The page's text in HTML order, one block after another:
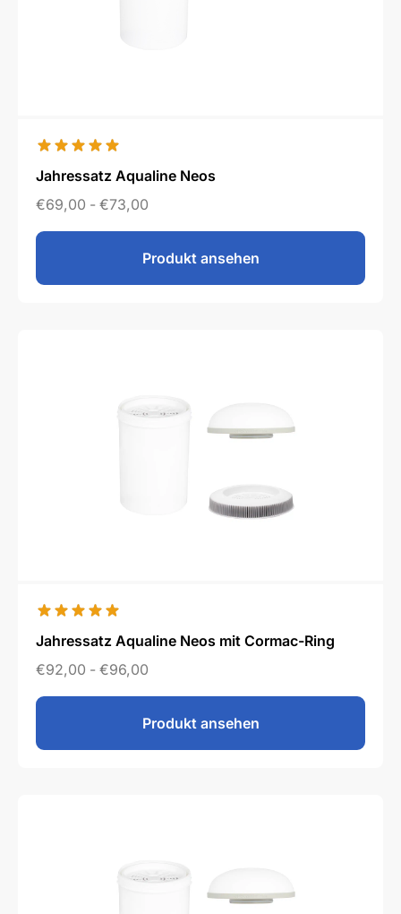
Jahressatz Aqualine Neos
€69,00 - €73,00
Produkt ansehen
Jahressatz Aqualine Neos mit Cormac-Ring
€92,00 - €96,00
Produkt ansehen